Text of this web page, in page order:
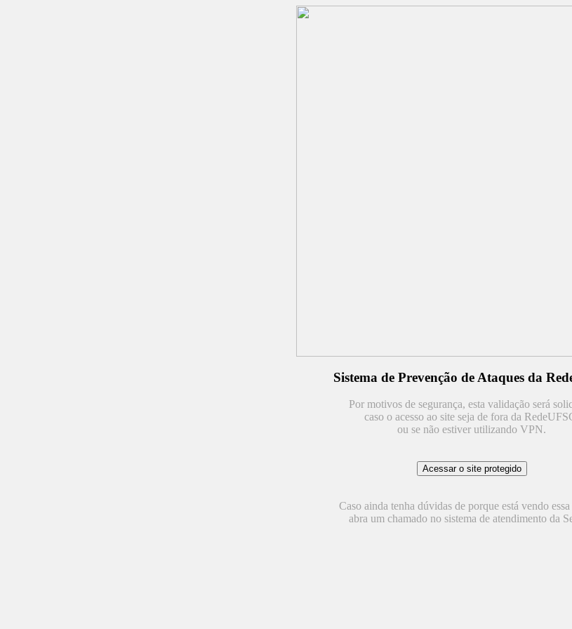
Sistema de Prevenção de Ataques da
Por motivos de segurança, esta validação será
caso o acesso ao site seja de fora da
ou se não estiver utilizando VPN.
Caso ainda tenha dúvidas de porque está vendo
abra um chamado no sistema de atendimento da